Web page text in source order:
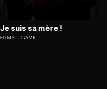
Je suis sa mère !
FILMS DRAME